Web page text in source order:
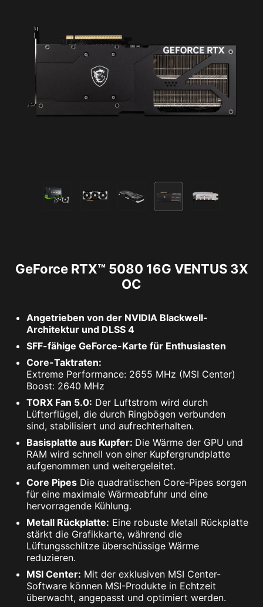
GeForce RTX™ 5080 16G VENTUS 3X
OC
Angetrieben von der NVIDIA Blackwell-
Architektur und DLSS 4
SFF-fähige GeForce-Karte für Enthusiasten
Core-Taktraten:
Extreme Performance: 2655 MHz (MSI Center)
Boost: 2640 MHz
TORX Fan 5.0: Der Luftstrom wird durch
Lüfterflügel, die durch Ringbögen verbunden
sind, stabilisiert und aufrechterhalten.
Basisplatte aus Kupfer: Die Wärme der GPU und
RAM wird schnell von einer Kupfergrundplatte
aufgenommen und weitergeleitet.
Core Pipes Die quadratischen Core-Pipes sorgen
für eine maximale Wärmeabfuhr und eine
hervorragende Kühlung.
Metall Rückplatte: Eine robuste Metall Rückplatte
stärkt die Grafikkarte, während die
Lüftungsschlitze überschüssige Wärme
reduzieren.
MSI Center: Mit der exklusiven MSI Center-
Software können MSI-Produkte in Echtzeit
überwacht, angepasst und optimiert werden.